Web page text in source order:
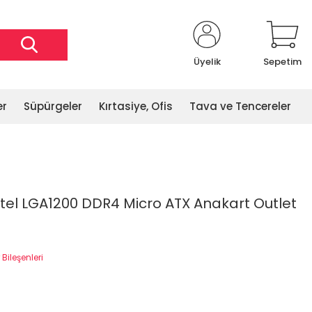
Üyelik Sepetim
Süpürgeler Kırtasiye, Ofis Tava ve Tencereler
LGA1200 DDR4 Micro ATX Anakart Outlet